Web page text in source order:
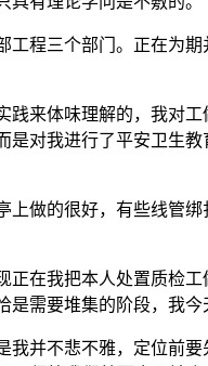
三个部门。正在为期
体味理解的，我对
对我进行了平安卫生
的很好，有些线管
我把本人处置质检工
需要堆集的阶段，我今
不悲不雅，定位前